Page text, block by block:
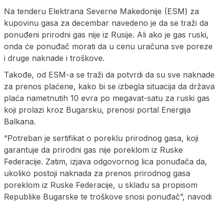
Na tenderu Elektrana Severne Makedonije (ESM) za
kupovinu gasa za decembar navedeno je da se traži da
ponuđeni prirodni gas nije iz Rusije. Ali ako je gas ruski,
onda će ponuđač morati da u cenu uračuna sve poreze
i druge naknade i troškove.
Takođe, od ESM-a se traži da potvrdi da su sve naknade
za prenos plaćene, kako bi se izbegla situacija da država
plaća nametnutih 10 evra po megavat-satu za ruski gas
koji prolazi kroz Bugarsku, prenosi portal Energija
Balkana.
“Potreban je sertifikat o poreklu prirodnog gasa, koji
garantuje da prirodni gas nije poreklom iz Ruske
Federacije. Zatim, izjava odgovornog lica ponuđača da,
ukoliko postoji naknada za prenos prirodnog gasa
poreklom iz Ruske Federacije, u skladu sa propisom
Republike Bugarske te troškove snosi ponuđač”, navodi